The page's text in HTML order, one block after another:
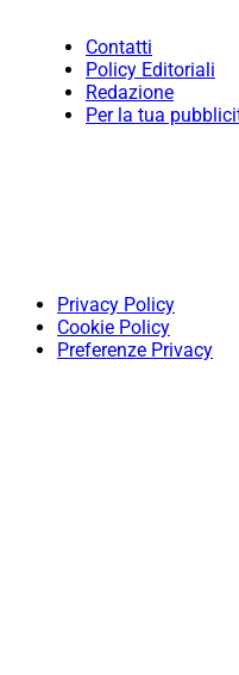
Contatti
Policy Editoriali
Redazione
Per la tua
Privacy Policy
Cookie Policy
Preferenze Privacy